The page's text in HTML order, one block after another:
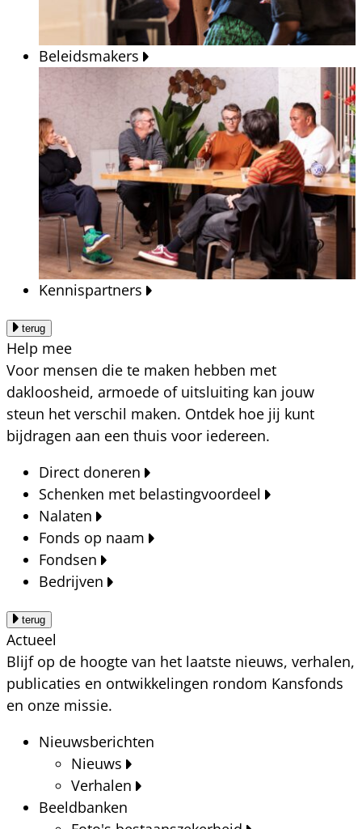
Beleidsmakers
Kennispartners
terug
Help mee
Voor mensen die te maken hebben met
dakloosheid, armoede of uitsluiting kan jouw
steun het verschil maken. Ontdek hoe jij kunt
bijdragen aan een thuis voor iedereen.
Direct doneren
Schenken met belastingvoordeel
Nalaten
Fonds op naam
Fondsen
Bedrijven
terug
Actueel
Blijf op de hoogte van het laatste nieuws, verhalen,
publicaties en ontwikkelingen rondom Kansfonds
en onze missie.
Nieuwsberichten
Nieuws
Verhalen
Beeldbanken